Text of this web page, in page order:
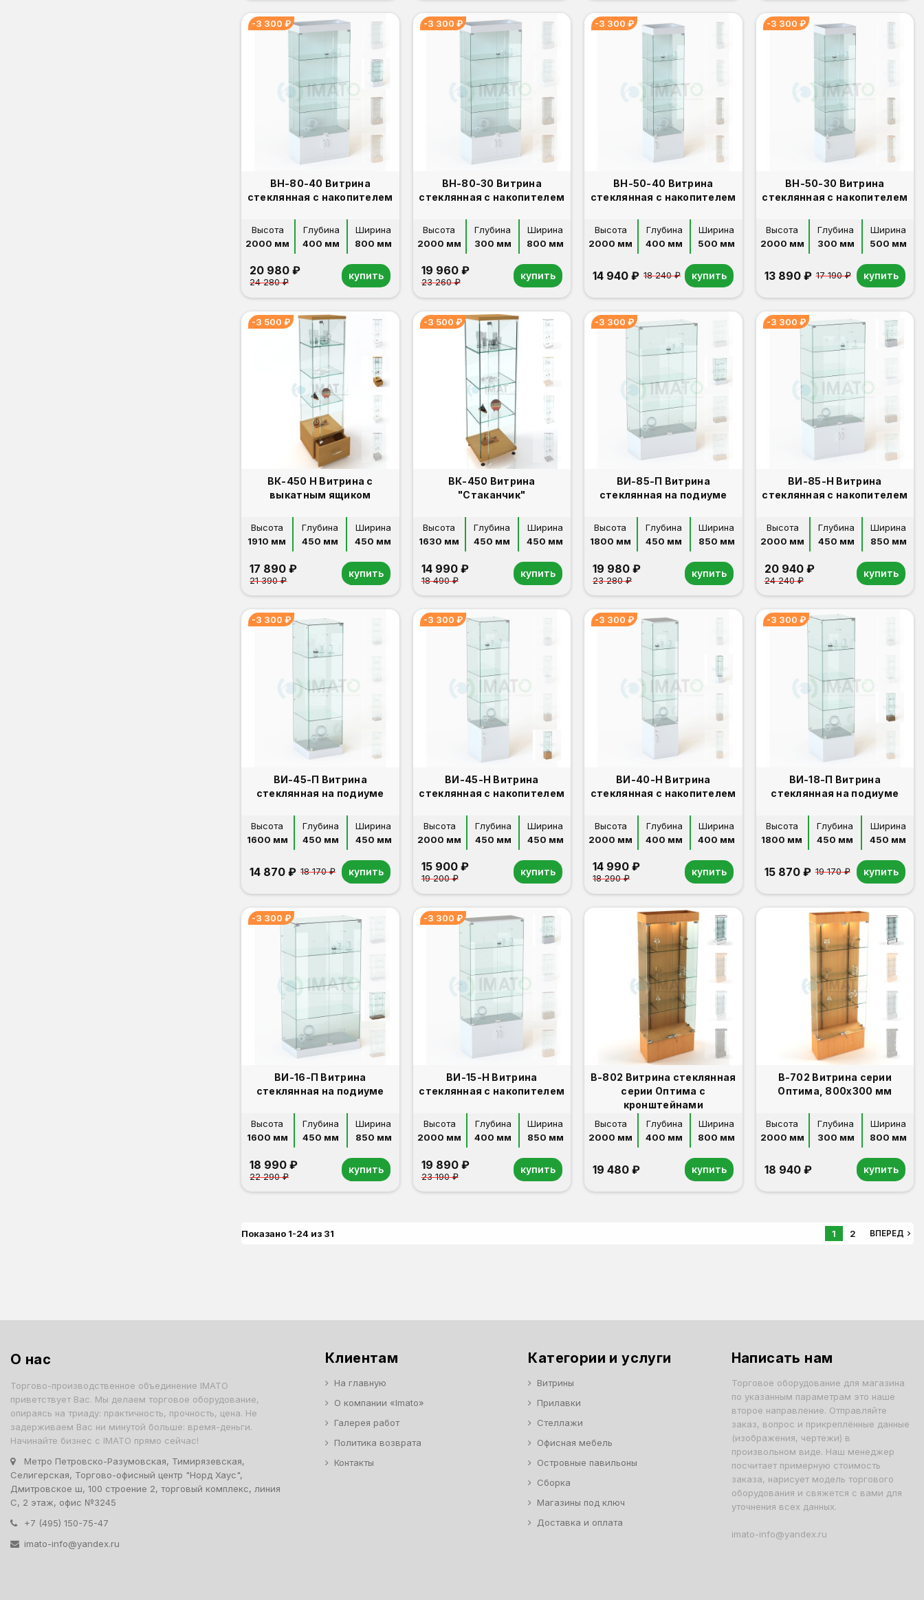
-3 300 ₽
ВН-80-40 Витрина
стеклянная с накопителем
Высота
2000 мм
Глубина
400 мм
Ширина
800 мм
20 980 ₽
24 280 ₽
купить
-3 300 ₽
ВН-80-30 Витрина
стеклянная с накопителем
Высота
2000 мм
Глубина
300 мм
Ширина
800 мм
19 960 ₽
23 260 ₽
купить
-3 300 ₽
ВН-50-40 Витрина
стеклянная с накопителем
Высота
2000 мм
Глубина
400 мм
Ширина
500 мм
14 940 ₽ 18 240 ₽ купить
-3 300 ₽
ВН-50-30 Витрина
стеклянная с накопителем
Высота
2000 мм
Глубина
300 мм
Ширина
500 мм
13 890 ₽ 17 190 ₽ купить
-3 500 ₽
ВК-450 Н Витрина с
выкатным ящиком
Высота
1910 мм
Глубина
450 мм
Ширина
450 мм
17 890 ₽
21 390 ₽
купить
-3 500 ₽
ВК-450 Витрина
"Стаканчик"
Высота
1630 мм
Глубина
450 мм
Ширина
450 мм
14 990 ₽
18 490 ₽
купить
-3 300 ₽
ВИ-85-П Витрина
стеклянная на подиуме
Высота
1800 мм
Глубина
450 мм
Ширина
850 мм
19 980 ₽
23 280 ₽
купить
-3 300 ₽
ВИ-85-Н Витрина
стеклянная с накопителем
Высота
2000 мм
Глубина
450 мм
Ширина
850 мм
20 940 ₽
24 240 ₽
купить
-3 300 ₽
ВИ-45-П Витрина
стеклянная на подиуме
Высота
1600 мм
Глубина
450 мм
Ширина
450 мм
14 870 ₽ 18 170 ₽ купить
-3 300 ₽
ВИ-45-Н Витрина
стеклянная с накопителем
Высота
2000 мм
Глубина
450 мм
Ширина
450 мм
15 900 ₽
19 200 ₽
купить
-3 300 ₽
ВИ-40-Н Витрина
стеклянная с накопителем
Высота
2000 мм
Глубина
400 мм
Ширина
400 мм
14 990 ₽
18 290 ₽
купить
-3 300 ₽
ВИ-18-П Витрина
стеклянная на подиуме
Высота
1800 мм
Глубина
450 мм
Ширина
450 мм
15 870 ₽ 19 170 ₽ купить
-3 300 ₽
ВИ-16-П Витрина
стеклянная на подиуме
Высота
1600 мм
Глубина
450 мм
Ширина
850 мм
18 990 ₽
22 290 ₽
купить
-3 300 ₽
ВИ-15-Н Витрина
стеклянная с накопителем
Высота
2000 мм
Глубина
400 мм
Ширина
850 мм
19 890 ₽
23 190 ₽
купить
В-802 Витрина стеклянная
серии Оптима с
кронштейнами
Высота
2000 мм
Глубина
400 мм
Ширина
800 мм
19 480 ₽ купить
В-702 Витрина серии
Оптима, 800x300 мм
Высота
2000 мм
Глубина
300 мм
Ширина
800 мм
18 940 ₽ купить
Показано 1-24 из 31 1 2 ВПЕРЕД navigate_next
О нас
Торгово-производственное объединение IMATO
приветствует Вас. Мы делаем торговое оборудование,
опираясь на триаду: практичность, прочность, цена. Не
задерживаем Вас ни минутой больше: время-деньги.
Начинайте бизнес с IMATO прямо сейчас!
Метро Петровско-Разумовская, Тимирязевская,
Селигерская, Торгово-офисный центр "Норд Хаус",
Дмитровское ш, 100 строение 2, торговый комплекс, линия
С, 2 этаж, офис №3245
+7 (495) 150-75-47
imato-info@yandex.ru
Клиентам
На главную
О компании «Imato»
Галерея работ
Политика возврата
Контакты
Категории и услуги
Витрины
Прилавки
Стеллажи
Офисная мебель
Островные павильоны
Сборка
Магазины под ключ
Доставка и оплата
Написать нам
Торговое оборудование для магазина
по указанным параметрам это наше
второе направление. Отправляйте
заказ, вопрос и прикреплённые данные
(изображения, чертежи) в
произвольном виде. Наш менеджер
посчитает примерную стоимость
заказа, нарисует модель торгового
оборудования и свяжется с вами для
уточнения всех данных.
imato-info@yandex.ru